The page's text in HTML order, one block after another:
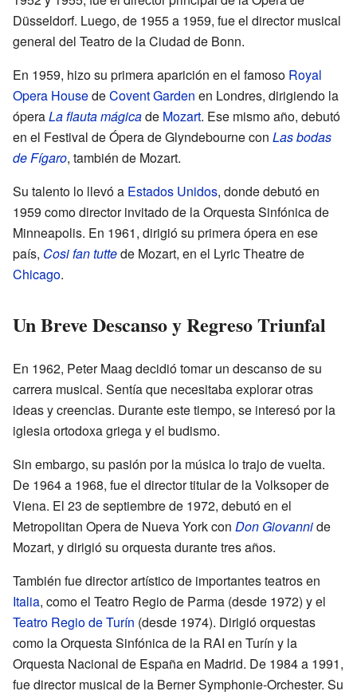
Düsseldorf. Luego, de 1955 a 1959, fue el director musical
general del Teatro de la Ciudad de Bonn.
En 1959, hizo su primera aparición en el famoso Royal
Opera HousedeCovent Garden en Londres, dirigiendo la
óperaLa flauta mágicade Mozart. Ese mismo año, debutó
en el Festival de Ópera de Glyndebourne con Las bodas
de Fígaro, también de Mozart.
Su talento lo llevó a Estados Unidos, donde debutó en
1959 como director invitado de la Orquesta Sinfónica de
Minneapolis. En 1961, dirigió su primera ópera en ese
país, Cosi fan tuttede Mozart, en el Lyric Theatre de
Chicago.
Un Breve Descanso y Regreso Triunfal
En 1962, Peter Maag decidió tomar un descanso de su
carrera musical. Sentía que necesitaba explorar otras
ideas y creencias. Durante este tiempo, se interesó por la
iglesia ortodoxa griega y el budismo.
Sin embargo, su pasión por la música lo trajo de vuelta.
De 1964 a 1968, fue el director titular de la Volksoper de
Viena. El 23 de septiembre de 1972, debutó en el
Metropolitan Opera de Nueva York con Don Giovannide
Mozart, y dirigió su orquesta durante tres años.
También fue director artístico de importantes teatros en
Italia, como el Teatro Regio de Parma (desde 1972) y el
Teatro Regio de Turín (desde 1974). Dirigió orquestas
como la Orquesta Sinfónica de la RAI en Turín y la
Orquesta Nacional de España en Madrid. De 1984 a 1991,
fue director musical de la Berner Symphonie-Orchester. Su